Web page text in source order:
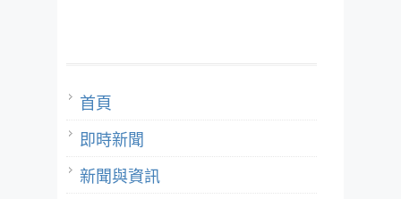
首頁
即時新聞
新聞與資訊